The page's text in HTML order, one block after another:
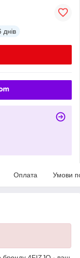
днів
Оплата Умови